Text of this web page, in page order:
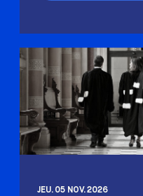
JEU. 05 NOV. 2026